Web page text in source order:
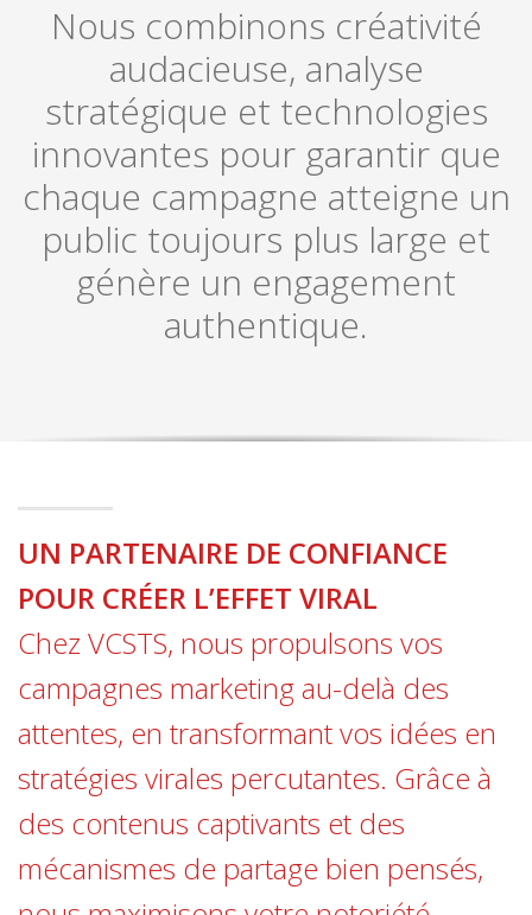
Nous combinons créativité
audacieuse, analyse
stratégique et technologies
innovantes pour garantir que
chaque campagne atteigne un
public toujours plus large et
génère un engagement
authentique.
UN PARTENAIRE DE CONFIANCE
POUR CRÉER L’EFFET VIRAL
Chez VCSTS, nous propulsons vos
campagnes marketing au-delà des
attentes, en transformant vos idées en
stratégies virales percutantes. Grâce à
des contenus captivants et des
mécanismes de partage bien pensés,